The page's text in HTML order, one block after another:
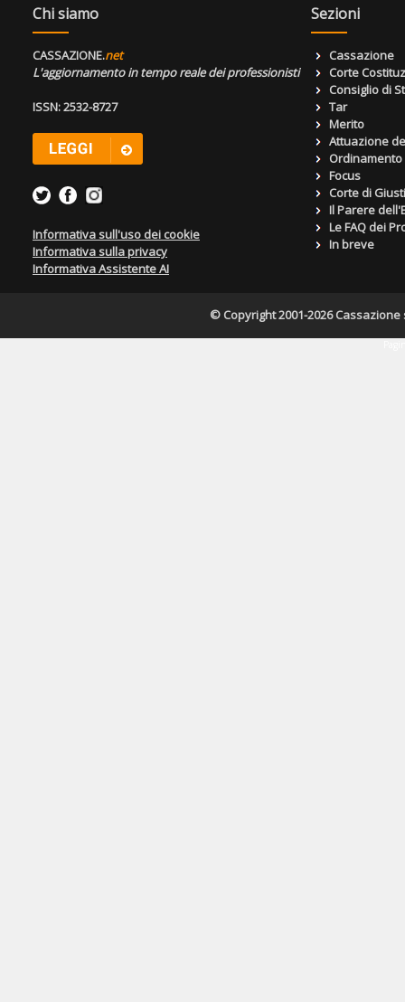
Chi siamo
CASSAZIONE.net
L'aggiornamento in tempo reale dei professionisti
ISSN: 2532-8727
Informativa sull'uso dei cookie
Informativa sulla privacy
Informativa Assistente AI
Sezioni
Cassazione
Corte
Consiglio di
Tar
Merito
Attuazione
Focus
Corte di
Il Parere
Le FAQ dei
In breve
© Copyright 2001-2026 Cassazione